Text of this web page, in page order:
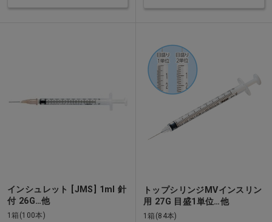
インシュレット [JMS] 1ml 針
付 26G…他
1箱(100本)
トップシリンジMVインスリン
用 27G 目盛1単位…他
1箱(84本)